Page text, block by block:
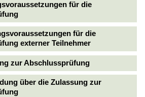
für die
für die
externer Teilnehmer
zur Abschlussprüfung
über die Zulassung zur